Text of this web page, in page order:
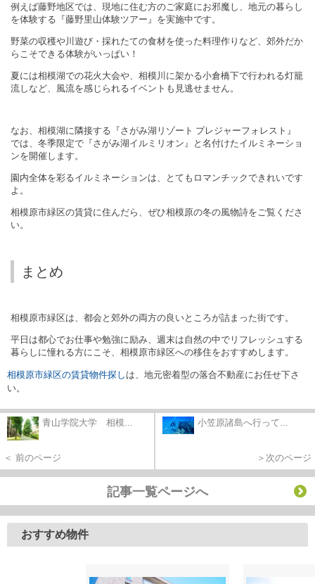
例えば藤野地区では、現地に住む方のご家庭にお邪魔し、地元の暮らし
を体験する『藤野里山体験ツアー』を実施中です。
野菜の収穫や川遊び・採れたての食材を使った料理作りなど、郊外だか
らこそできる体験がいっぱい！
夏には相模湖での花火大会や、相模川に架かる小倉橋下で行われる灯籠
流しなど、風流を感じられるイベントも見逃せません。
なお、相模湖に隣接する『さがみ湖リゾート プレジャーフォレスト』
では、冬季限定で『さがみ湖イルミリオン』と名付けたイルミネーショ
ンを開催します。
園内全体を彩るイルミネーションは、とてもロマンチックできれいです
よ。
相模原市緑区の賃貸に住んだら、ぜひ相模原の冬の風物詩をご覧くださ
い。
まとめ
相模原市緑区は、都会と郊外の両方の良いところが詰まった街です。
平日は都心でお仕事や勉強に励み、週末は自然の中でリフレッシュする
暮らしに憧れる方にこそ、相模原市緑区への移住をおすすめします。
相模原市緑区の賃貸物件探し は、地元密着型の落合不動産にお任せ下さ
い。
青山学院大学 相模...
＜ 前のページ
小笠原諸島へ行って...
＞次のページ
記事一覧ページへ
おすすめ物件